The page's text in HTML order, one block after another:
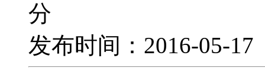
分
发布时间：2016-05-